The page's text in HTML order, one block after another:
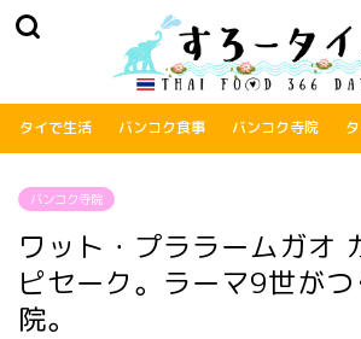
タイで生活 バンコク食事 バンコク寺院
バンコク寺院
ワット・プララームガオ
ピセーク。ラーマ9世が
院。